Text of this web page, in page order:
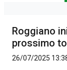
Roggiano
prossimo
26/07/2025